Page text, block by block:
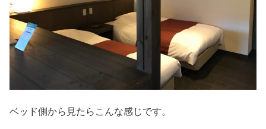
ベッド側から見たらこんな感じです。